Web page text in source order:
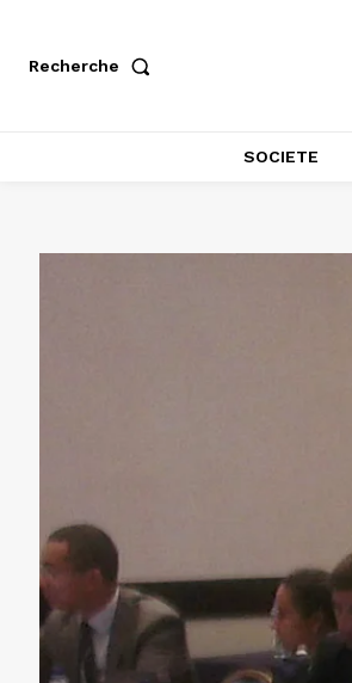
Recherche
SOCIETE